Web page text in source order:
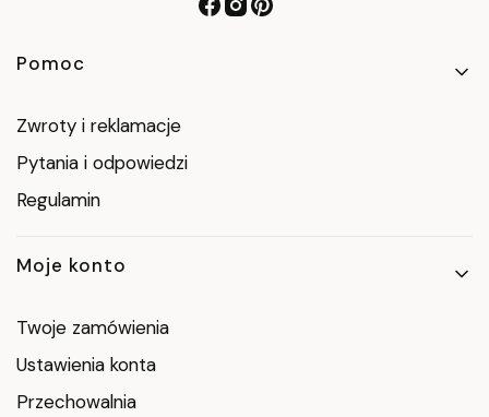
Linki w stopce
Pomoc
Zwroty i reklamacje
Pytania i odpowiedzi
Regulamin
Moje konto
Twoje zamówienia
Ustawienia konta
Przechowalnia